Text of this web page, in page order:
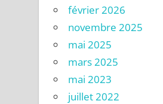
février 2026
novembre 2025
mai 2025
mars 2025
mai 2023
juillet 2022